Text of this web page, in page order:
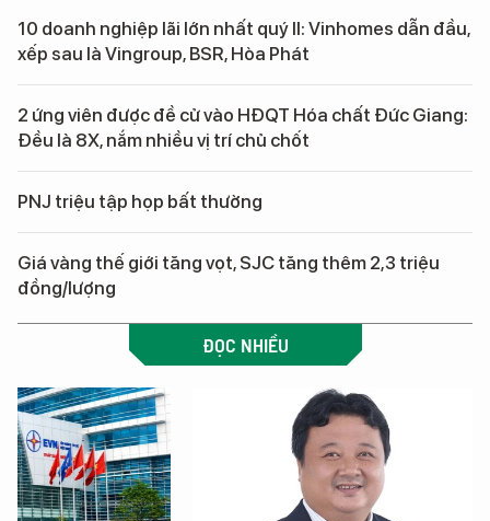
10 doanh nghiệp lãi lớn nhất quý II: Vinhomes dẫn đầu,
xếp sau là Vingroup, BSR, Hòa Phát
2 ứng viên được đề cử vào HĐQT Hóa chất Đức Giang:
Đều là 8X, nắm nhiều vị trí chủ chốt
PNJ triệu tập họp bất thường
Giá vàng thế giới tăng vọt, SJC tăng thêm 2,3 triệu
đồng/lượng
ĐỌC NHIỀU